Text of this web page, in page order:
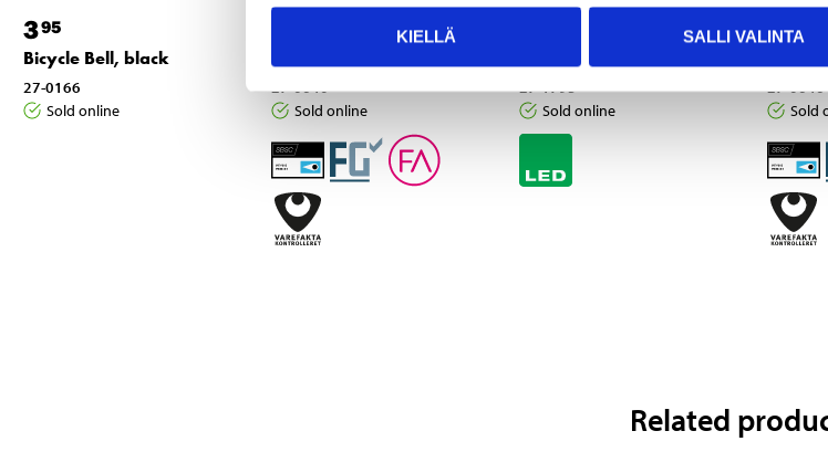
KIELLÄ SALLI VALINTA
395
Bicycle Bell, black
27-0166
Sold online
Frame Lock, 62 mm
27-0640
Sold online
Rear light 3 x LEDs
27-1795
Sold online
1595
27-0646
Sold
Related